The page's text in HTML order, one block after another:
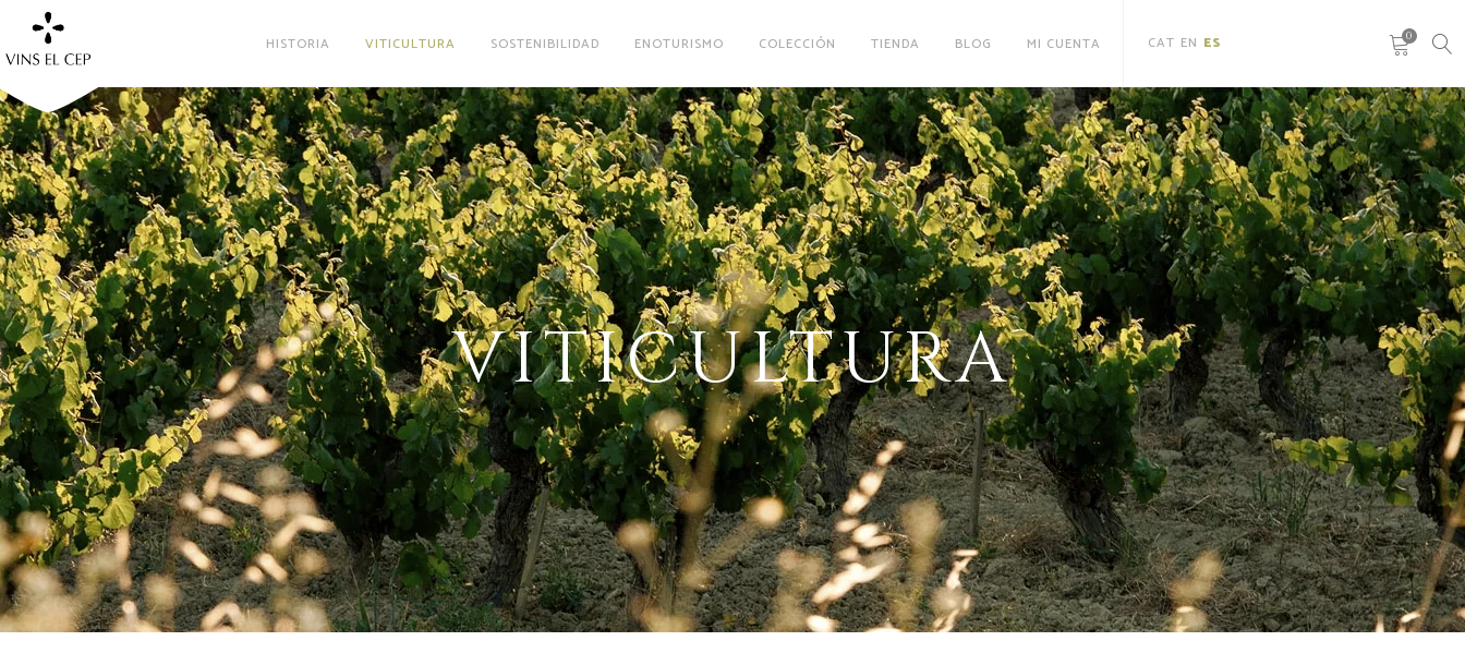
HISTORIA VITICULTURA SOSTENIBILIDAD ENOTURISMO COLECCIÓN TIENDA BLOG MI CUENTA CAT EN ES 0
VITICULTURA